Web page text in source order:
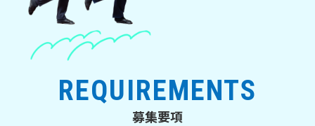
REQUIREMENTS
募集要項